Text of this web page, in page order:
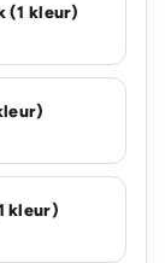
(1 kleur)
kleur)